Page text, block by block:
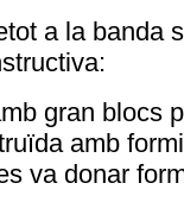
a la banda
gran blocs
amb
va donar